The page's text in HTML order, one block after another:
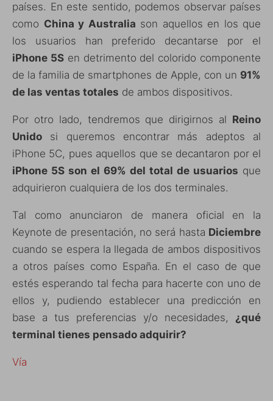
países. En este sentido, podemos observar países
como China y Australia son aquellos en los que
los usuarios han preferido decantarse por el
iPhone 5Sen detrimento del colorido componente
de la familia de smartphones de Apple, con un 91%
de las ventas totales de ambos dispositivos.
Por otro lado, tendremos que dirigirnos al Reino
Unido si queremos encontrar más adeptos al
iPhone 5C, pues aquellos que se decantaron por el
iPhone 5S son el 69% del total de usuarios que
adquirieron cualquiera de los dos terminales.
Tal como anunciaron de manera oficial en la
Keynote de presentación, no será hasta Diciembre
cuando se espera la llegada de ambos dispositivos
a otros países como España. En el caso de que
estés esperando tal fecha para hacerte con uno de
ellos y, pudiendo establecer una predicción en
base a tus preferencias y/o necesidades, ¿qué
terminal tienes pensado adquirir?
Vía